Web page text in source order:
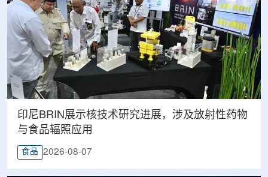
印尼BRIN展示核技术研究进展，涉及放射性药物
与食品辐照应用
食品 2026-08-07